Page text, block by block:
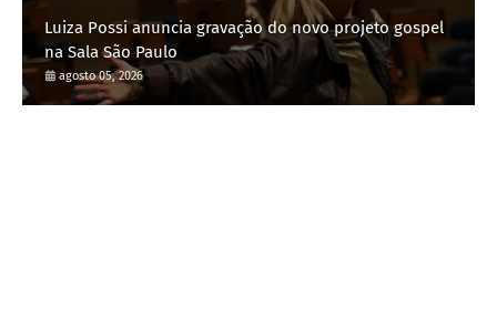
Luiza Possi anuncia gravação do novo projeto gospel
na Sala São Paulo
agosto 05, 2026